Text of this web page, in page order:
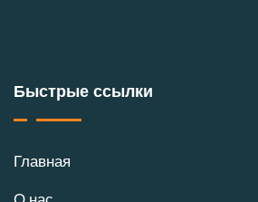
Быстрые ссылки
Главная